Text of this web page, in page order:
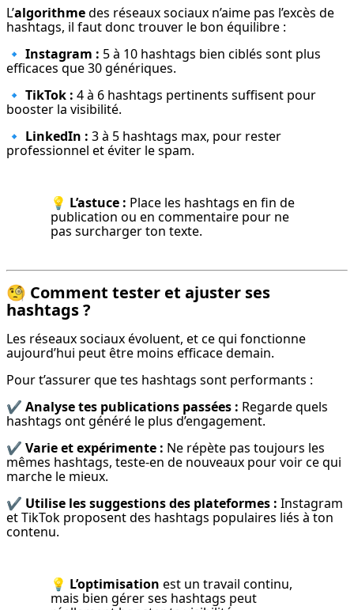
L’algorithme des réseaux sociaux n’aime pas l’excès de
hashtags, il faut donc trouver le bon équilibre :
🔹 Instagram : 5 à 10 hashtags bien ciblés sont plus
efficaces que 30 génériques.
🔹 TikTok : 4 à 6 hashtags pertinents suffisent pour
booster la visibilité.
🔹 LinkedIn : 3 à 5 hashtags max, pour rester
professionnel et éviter le spam.
💡 L’astuce : Place les hashtags en fin de
publication ou en commentaire pour ne
pas surcharger ton texte.
🧐 Comment tester et ajuster ses
hashtags ?
Les réseaux sociaux évoluent, et ce qui fonctionne
aujourd’hui peut être moins efficace demain.
Pour t’assurer que tes hashtags sont performants :
✔️ Analyse tes publications passées : Regarde quels
hashtags ont généré le plus d’engagement.
✔️ Varie et expérimente : Ne répète pas toujours les
mêmes hashtags, teste-en de nouveaux pour voir ce qui
marche le mieux.
✔️ Utilise les suggestions des plateformes : Instagram
et TikTok proposent des hashtags populaires liés à ton
contenu.
💡 L’optimisation est un travail continu,
mais bien gérer ses hashtags peut